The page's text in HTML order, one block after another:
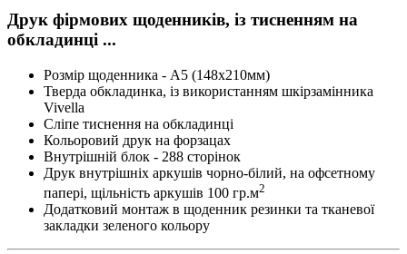
Друк фірмових щоденників, із тисненням на
обкладинці ...
Розмір щоденника - А5 (148х210мм)
Тверда обкладинка, із використанням шкірзамінника
Vivella
Сліпе тиснення на обкладинці
Кольоровий друк на форзацах
Внутрішній блок - 288 сторінок
Друк внутрішніх аркушів чорно-білий, на офсетному
папері, щільність аркушів 100 гр.м2
Додатковий монтаж в щоденник резинки та тканевої
закладки зеленого кольору